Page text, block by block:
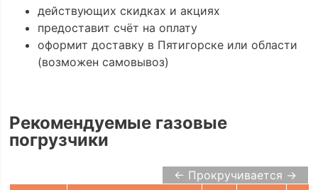
действующих скидках и акциях
предоставит счёт на оплату
оформит доставку в Пятигорске или области
(возможен самовывоз)
Рекомендуемые газовые
погрузчики
← Прокручивается →